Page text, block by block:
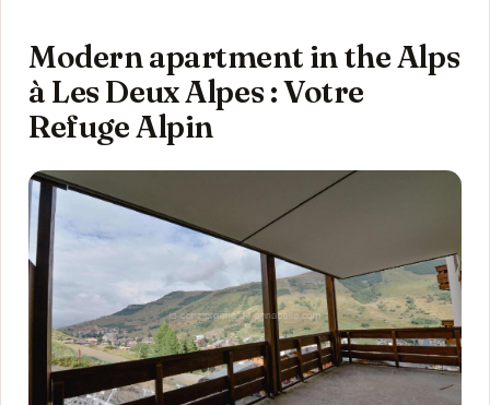
Modern apartment in the Alps
à Les Deux Alpes : Votre
Refuge Alpin